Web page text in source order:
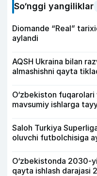
So‘nggi yangiliklar
Diomande “Real”
aylandi
AQSH Ukraina bilan
almashishni qayta
O‘zbekiston
mavsumiy ishlarga
Saloh Turkiya
oluvchi futbolchisiga
O‘zbekistonda 2030-
qayta ishlash darajasi